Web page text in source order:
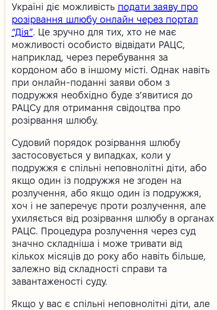
Україні діє можливість подати заяву про
розірвання шлюбу онлайн через портал
“Дія”. Це зручно для тих, хто не має
можливості особисто відвідати РАЦС,
наприклад, через перебування за
кордоном або в іншому місті. Однак навіть
при онлайн-поданні заяви обом з
подружжя необхідно буде з’явитися до
РАЦСу для отримання свідоцтва про
розірвання шлюбу.
Судовий порядок розірвання шлюбу
застосовується у випадках, коли у
подружжя є спільні неповнолітні діти, або
якщо один із подружжя не згоден на
розлучення, або якщо один із подружжя,
хоч і не заперечує проти розлучення, але
ухиляється від розірвання шлюбу в органах
РАЦС. Процедура розлучення через суд
значно складніша і може тривати від
кількох місяців до року або навіть більше,
залежно від складності справи та
завантаженості суду.
Якщо у вас є спільні неповнолітні діти, але